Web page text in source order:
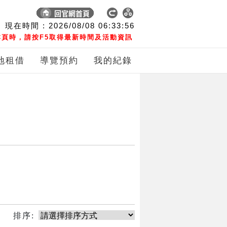
現在時間 : 2026/08/08 06:33:56
時，請按F5取得最新時間及活動資訊
租借 導覽預約 我的紀錄
排序: